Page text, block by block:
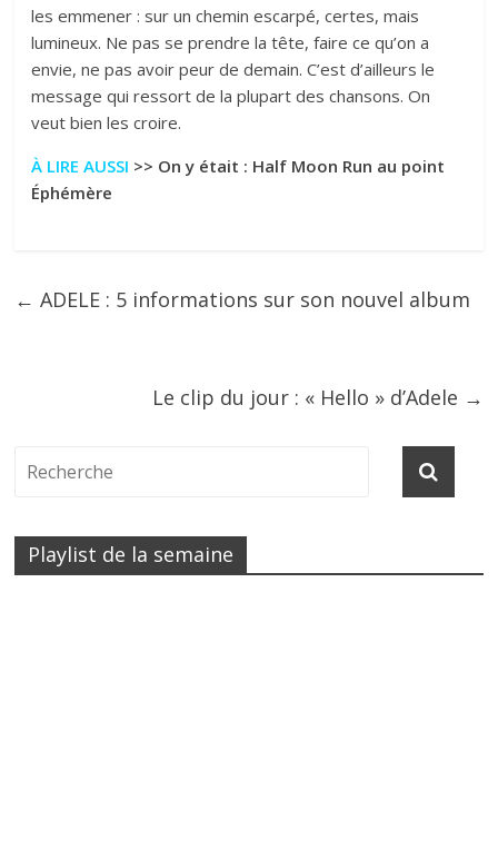
les emmener : sur un chemin escarpé, certes, mais
lumineux. Ne pas se prendre la tête, faire ce qu’on a
envie, ne pas avoir peur de demain. C’est d’ailleurs le
message qui ressort de la plupart des chansons. On
veut bien les croire.
À LIRE AUSSI >> On y était : Half Moon Run au point
Éphémère
← ADELE : 5 informations sur son nouvel album
Le clip du jour : « Hello » d’Adele →
Playlist de la semaine